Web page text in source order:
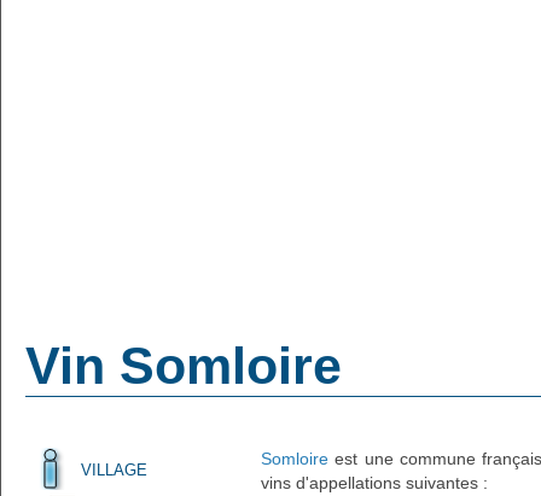
Vin Somloire
VILLAGE
Somloire est une commune
vins d'appellations suivantes :